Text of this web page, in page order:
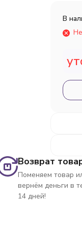
В
Возврат
Поменяем товар
вернём деньги в
14 дней!